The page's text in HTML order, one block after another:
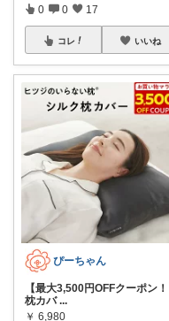
0 0 17
コレ いいね
ぴーちゃん
【最大3,500円OFFクーポン！
枕カバ ...
￥ 6,980